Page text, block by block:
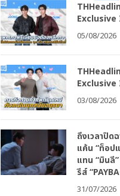
05/08/2026
03/08/2026
ถึงเวลาปิด
แค้น “ท็อป
แทน “มินลี
รีส์
31/07/2026